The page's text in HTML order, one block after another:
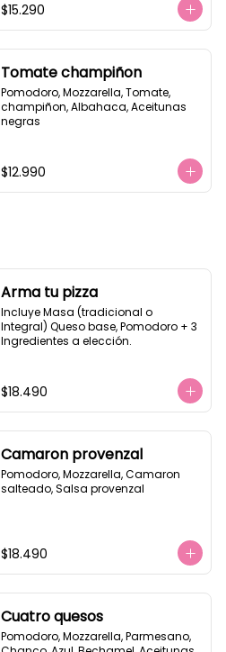
$15.290
Tomate champiñon
Pomodoro, Mozzarella, Tomate,
champiñon, Albahaca, Aceitunas
negras
$12.990
Arma tu pizza
Incluye Masa (tradicional o
Integral) Queso base, Pomodoro + 3
Ingredientes a elección.
$18.490
Camaron provenzal
Pomodoro, Mozzarella, Camaron
salteado, Salsa provenzal
$18.490
Cuatro quesos
Pomodoro, Mozzarella, Parmesano,